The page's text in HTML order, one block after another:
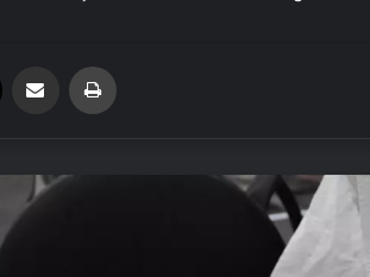
Email'den paylaş